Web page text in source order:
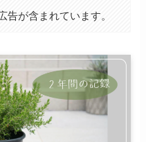
告が含まれています。